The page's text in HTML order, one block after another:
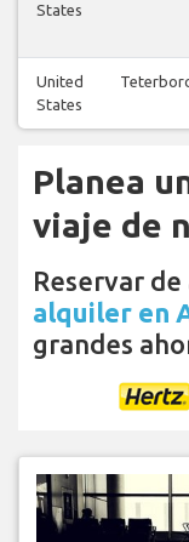
States
United
States
Planea
viaje de
Reservar
alquiler en
grandes